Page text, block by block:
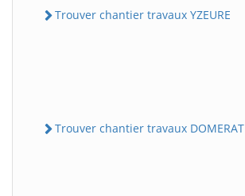
Trouver chantier travaux YZEURE
Trouver chantier travaux DOMERAT